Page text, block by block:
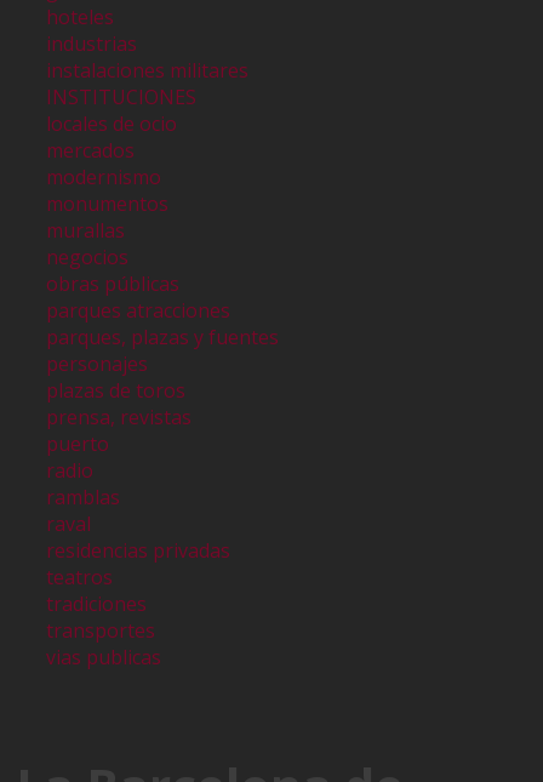
hoteles
industrias
instalaciones militares
INSTITUCIONES
locales de ocio
mercados
modernismo
monumentos
murallas
negocios
obras públicas
parques atracciones
parques, plazas y fuentes
personajes
plazas de toros
prensa, revistas
puerto
radio
ramblas
raval
residencias privadas
teatros
tradiciones
transportes
vias publicas